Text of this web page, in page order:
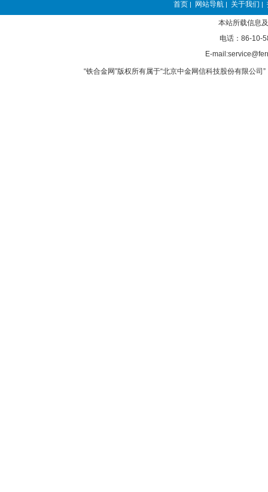
首页 | 网站导航 | 关于我们 |
本站所载信息
电话：86-10-
E-
“铁合金网”版权所有属于“北京中金网信科技股份有限公司